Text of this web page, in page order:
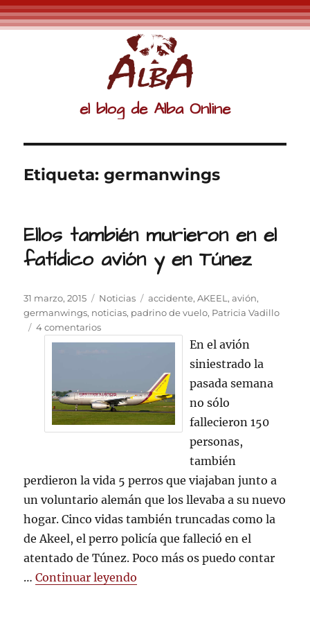
el blog de Alba Online
Etiqueta:germanwings
Ellos también murieron en el
fatídico avión y en Túnez
Publicado
el
31 marzo, 2015 Categorías
Noticias Etiquetas
accidente,AKEEL ,avión,
germanwings, noticias, padrino de vuelo, Patricia Vadillo
4 comentariosen
Ellos
el
fatídico
avión
En el avión
siniestrado la
pasada semana
no sólo
fallecieron 150
personas,
también
perdieron la vida 5 perros que viajaban junto a
un voluntario alemán que los llevaba a su nuevo
hogar. Cinco vidas también truncadas como la
de Akeel, el perro policía que falleció en el
atentado de Túnez. Poco más os puedo contar
…Continuar leyendo